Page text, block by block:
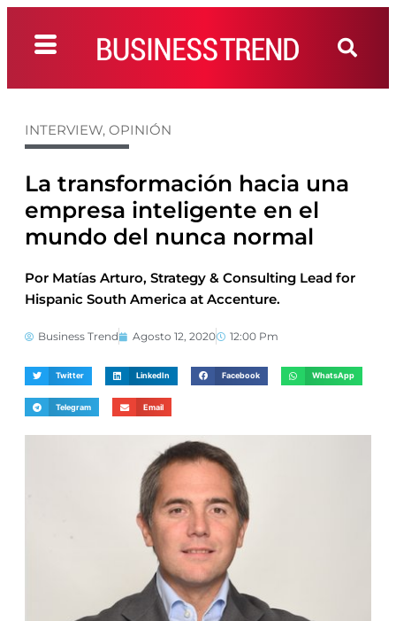
INTERVIEW, OPINIÓN
La transformación hacia una
empresa inteligente en el
mundo del nunca normal
Por Matías Arturo, Strategy & Consulting Lead for
Hispanic South America at Accenture.
Business Trend Agosto 12, 2020 12:00 Pm
Twitter LinkedIn Facebook WhatsApp
Telegram Email